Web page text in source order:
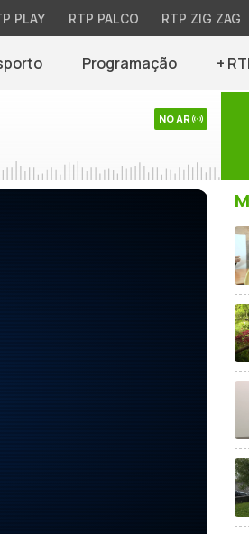
PLAY RTP PALCO RTP ZIG ZAG
Programação +
NO AR